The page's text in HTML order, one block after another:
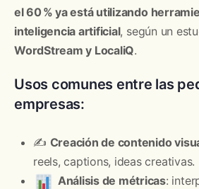
el 60 % ya está utilizando
inteligencia artificial, según un
WordStream y LocaliQ.
Usos comunes entre las
empresas:
✍️ Creación de contenido
reels, captions, ideas creativas.
Análisis de métricas: